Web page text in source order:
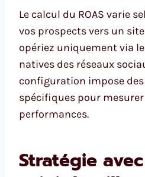
Le calcul du ROAS varie
vos prospects vers un
opériez uniquement via
natives des réseaux
configuration impose
spécifiques pour
performances.
Stratégie